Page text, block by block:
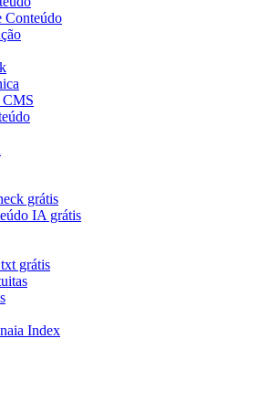
Conteúdo
CMS
grátis
IA grátis
grátis
Index